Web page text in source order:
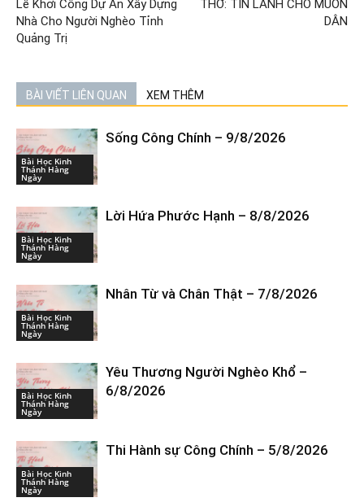
Lễ Khởi Công Dự Án Xây Dựng
Nhà Cho Người Nghèo Tỉnh
Quảng Trị
THƠ: TIN LÀNH CHO MUÔN
DÂN
BÀI VIẾT LIÊN QUAN XEM THÊM
Bài Học Kinh
Thánh Hàng
Ngày
Sống Công Chính – 9/8/2026
Bài Học Kinh
Thánh Hàng
Ngày
Lời Hứa Phước Hạnh – 8/8/2026
Bài Học Kinh
Thánh Hàng
Ngày
Nhân Từ và Chân Thật – 7/8/2026
Bài Học Kinh
Thánh Hàng
Ngày
Yêu Thương Người Nghèo Khổ –
6/8/2026
Bài Học Kinh
Thánh Hàng
Ngày
Thi Hành sự Công Chính – 5/8/2026